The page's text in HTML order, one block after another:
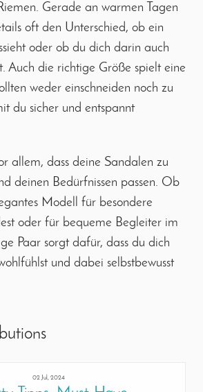
Gerade an warmen Tagen
oft den Unterschied, ob ein
oder ob du dich darin auch
Auch die richtige Größe spielt eine
weder einschneiden noch zu
du sicher und entspannt
allem, dass deine Sandalen zu
deinen Bedürfnissen passen. Ob
Modell für besondere
oder für bequeme Begleiter im
Paar sorgt dafür, dass du dich
und dabei selbstbewusst
02 Jul, 2024